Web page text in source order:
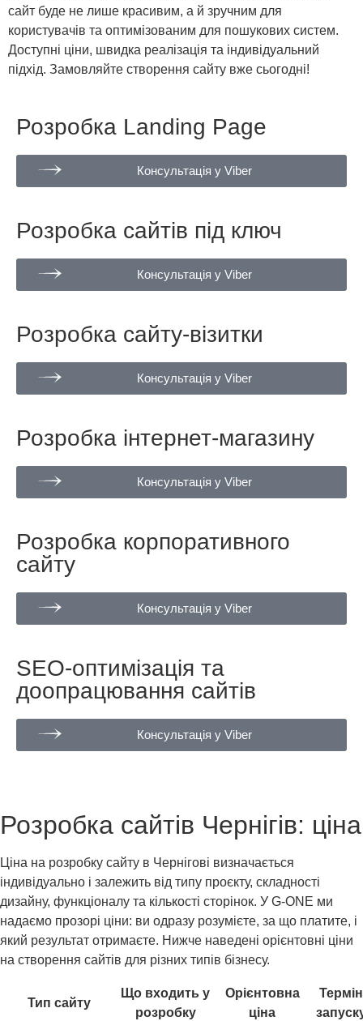
сайт буде не лише красивим, а й зручним для
користувачів та оптимізованим для пошукових систем.
Доступні ціни, швидка реалізація та індивідуальний
підхід. Замовляйте створення сайту вже сьогодні!
Розробка Landing Page
Консультація у Viber
Розробка сайтів під ключ
Консультація у Viber
Розробка сайту-візитки
Консультація у Viber
Розробка інтернет-магазину
Консультація у Viber
Розробка корпоративного
сайту
Консультація у Viber
SEO-оптимізація та
доопрацювання сайтів
Консультація у Viber
Розробка сайтів Чернігів: ціна
Ціна на розробку сайту в Чернігові визначається
індивідуально і залежить від типу проєкту, складності
дизайну, функціоналу та кількості сторінок. У G-ONE ми
надаємо прозорі ціни: ви одразу розумієте, за що платите, і
який результат отримаєте. Нижче наведені орієнтовні ціни
на створення сайтів для різних типів бізнесу.
Тип сайту
Що входить у
розробку
Орієнтовна
ціна
Термін